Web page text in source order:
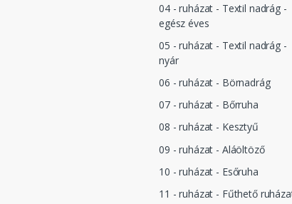
04 - ruházat - Textil nadrág -
egész éves
05 - ruházat - Textil nadrág -
nyár
06 - ruházat - Börnadrág
07 - ruházat - Bőrruha
08 - ruházat - Kesztyű
09 - ruházat - Aláöltöző
10 - ruházat - Esőruha
11 - ruházat - Fűthető